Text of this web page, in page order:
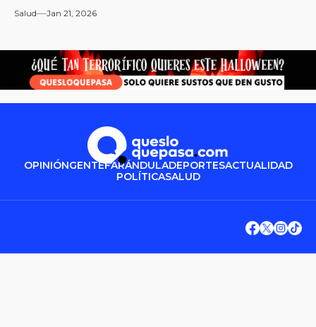
Salud Jan 21, 2026
OPINIÓNGENTEFARÁNDULADEPORTESACTUALIDAD
POLÍTICASALUD